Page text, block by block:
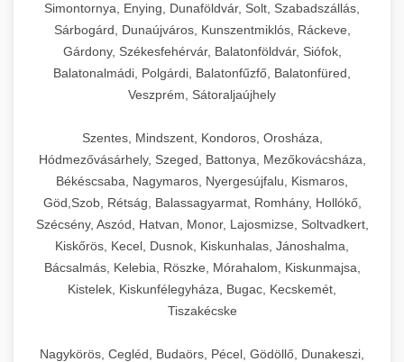
Simontornya, Enying, Dunaföldvár, Solt, Szabadszállás,
Sárbogárd, Dunaújváros, Kunszentmiklós, Ráckeve,
Gárdony, Székesfehérvár, Balatonföldvár, Siófok,
Balatonalmádi, Polgárdi, Balatonfűzfő, Balatonfüred,
Veszprém, Sátoraljaújhely
Szentes, Mindszent, Kondoros, Orosháza,
Hódmezővásárhely, Szeged, Battonya, Mezőkovácsháza,
Békéscsaba, Nagymaros, Nyergesújfalu, Kismaros,
Göd,Szob, Rétság, Balassagyarmat, Romhány, Hollókő,
Szécsény, Aszód, Hatvan, Monor, Lajosmizse, Soltvadkert,
Kiskőrös, Kecel, Dusnok, Kiskunhalas, Jánoshalma,
Bácsalmás, Kelebia, Röszke, Mórahalom, Kiskunmajsa,
Kistelek, Kiskunfélegyháza, Bugac, Kecskemét,
Tiszakécske
Nagykörös, Cegléd, Budaörs, Pécel, Gödöllő, Dunakeszi,